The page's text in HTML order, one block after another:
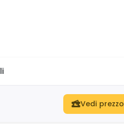
Vedi prezzo